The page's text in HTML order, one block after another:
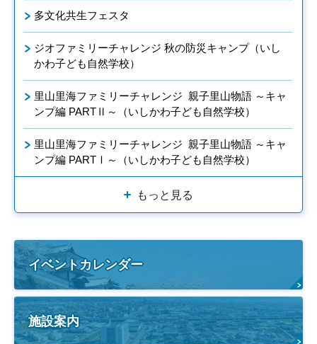
多文化共生フェスタ
ジオファミリーチャレンジ 秋の防災キャンプ（いし
かわ子ども自然学校）
里山里海ファミリーチャレンジ 親子里山物語 ～キャ
ンプ編 PARTⅡ～（いしかわ子ども自然学校）
里山里海ファミリーチャレンジ 親子里山物語 ～キャ
ンプ編 PARTⅠ～（いしかわ子ども自然学校）
もっと見る
イベントカレンダー
施設案内